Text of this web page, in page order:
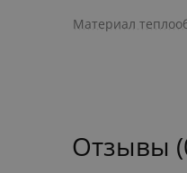
Материал
Отзывы